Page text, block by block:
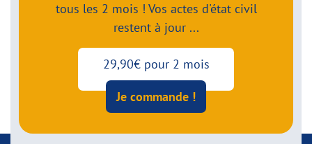
tous les 2 mois ! Vos actes d'état civil
restent à jour ...
29,90€ pour 2 mois
Je commande !